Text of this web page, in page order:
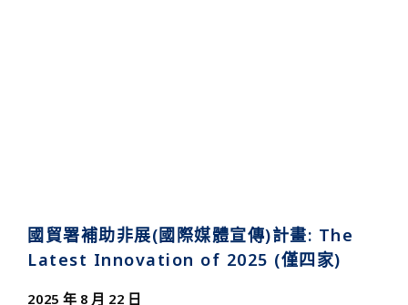
國貿署補助非展(國際媒體宣傳)計畫: The
Latest Innovation of 2025 (僅四家)
2025 年 8 月 22 日